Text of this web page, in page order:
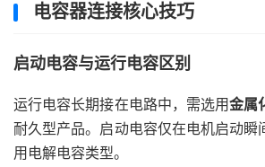
电容器连接核心技巧
启动电容与运行电容区别
运行电容长期接在电路中，需选用金属
耐久型产品。启动电容仅在电机启动瞬
用电解电容类型。